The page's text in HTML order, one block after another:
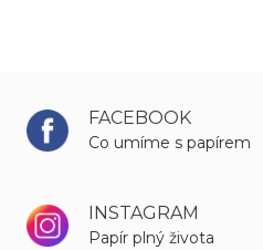
FACEBOOK
Co umíme s papírem
INSTAGRAM
Papír plný života